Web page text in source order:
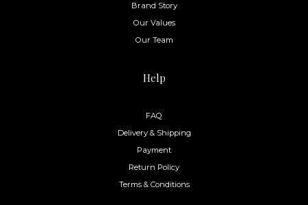
Brand Story
Our Values
Our Team
Help
FAQ
Delivery & Shipping
Payment
Return Policy
Terms & Conditions